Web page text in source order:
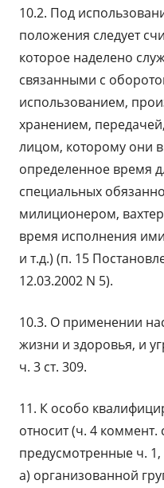
10.2. Под
положения следует
которое наделено
связанными с
использованием,
хранением,
лицом, которому они
определенное время
специальных
милиционером,
время исполнения
и т.д.) (п. 15
12.03.2002 N 5).
10.3. О применении
жизни и здоровья, и
ч. 3 ст. 309.
11. К особо
относит (ч. 4 коммент.
предусмотренные ч.
а) организованной